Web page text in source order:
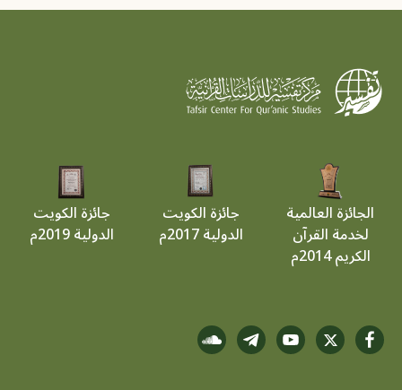
الجائزة العالمية
لخدمة القرآن
الكريم 2014م
جائزة الكويت
الدولية 2017م
جائزة الكويت
الدولية 2019م